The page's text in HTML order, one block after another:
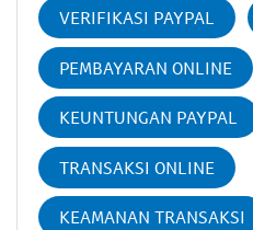
VERIFIKASI PAYPAL
PEMBAYARAN ONLINE
KEUNTUNGAN PAYPAL
TRANSAKSI ONLINE
KEAMANAN TRANSAKSI